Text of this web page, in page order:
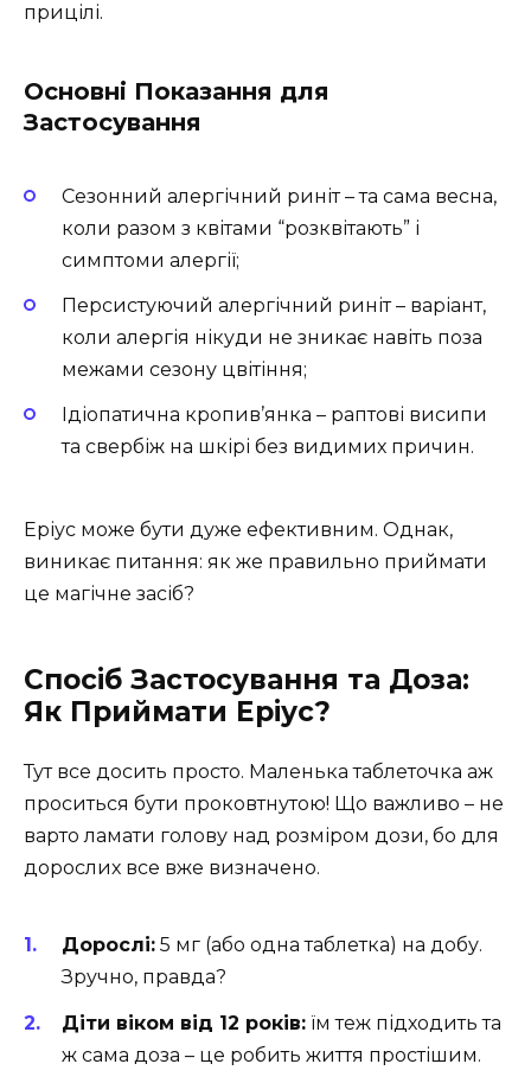
прицілі.
Основні Показання для
Застосування
Сезонний алергічний риніт – та сама весна,
коли разом з квітами “розквітають” і
симптоми алергії;
Персистуючий алергічний риніт – варіант,
коли алергія нікуди не зникає навіть поза
межами сезону цвітіння;
Ідіопатична кропив’янка – раптові висипи
та свербіж на шкірі без видимих причин.
Еріус може бути дуже ефективним. Однак,
виникає питання: як же правильно приймати
це магічне засіб?
Спосіб Застосування та Доза:
Як Приймати Еріус?
Тут все досить просто. Маленька таблеточка аж
проситься бути проковтнутою! Що важливо – не
варто ламати голову над розміром дози, бо для
дорослих все вже визначено.
Дорослі: 5 мг (або одна таблетка) на добу.
Зручно, правда?
Діти віком від 12 років: їм теж підходить та
ж сама доза – це робить життя простішим.